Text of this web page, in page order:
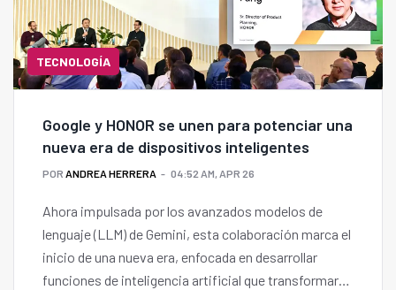
TECNOLOGÍA
Google y HONOR se unen para potenciar una
nueva era de dispositivos inteligentes
POR ANDREA HERRERA 04:52 AM, APR 26
Ahora impulsada por los avanzados modelos de
lenguaje (LLM) de Gemini, esta colaboración marca el
inicio de una nueva era, enfocada en desarrollar
funciones de inteligencia artificial que transformarán